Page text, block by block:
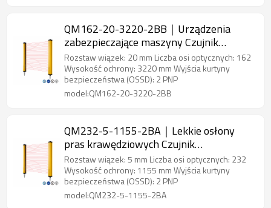
QM162-20-3220-2BB｜Urządzenia
zabezpieczające maszyny Czujnik
bezpieczeństwa obszaru｜DADISICK
Rozstaw wiązek: 20 mm Liczba osi optycznych: 162
Wysokość ochrony: 3220 mm Wyjścia kurtyny
bezpieczeństwa (OSSD): 2 PNP
model:QM162-20-3220-2BB
QM232-5-1155-2BA｜Lekkie osłony
pras krawędziowych Czujnik
bezpieczeństwa obszaru｜DADISICK
Rozstaw wiązek: 5 mm Liczba osi optycznych: 232
Wysokość ochrony: 1155 mm Wyjścia kurtyny
bezpieczeństwa (OSSD): 2 PNP
model:QM232-5-1155-2BA